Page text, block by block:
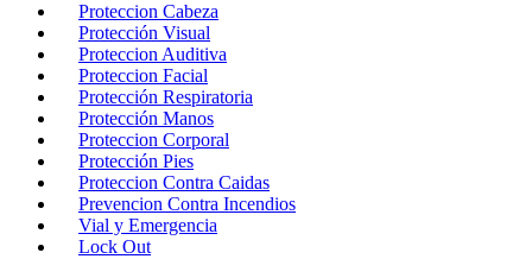
Proteccion Cabeza
Protección Visual
Proteccion Auditiva
Proteccion Facial
Protección Respiratoria
Protección Manos
Proteccion Corporal
Protección Pies
Proteccion Contra Caidas
Prevencion Contra Incendios
Vial y Emergencia
Lock Out